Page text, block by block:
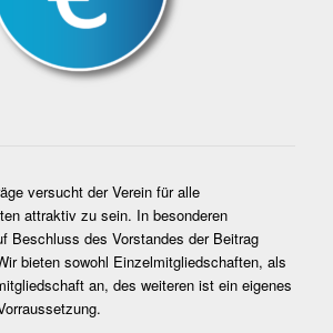
versucht der Verein für alle
attraktiv zu sein. In besonderen
Beschluss des Vorstandes der Beitrag
bieten sowohl Einzelmitgliedschaften, als
an, des weiteren ist ein eigenes